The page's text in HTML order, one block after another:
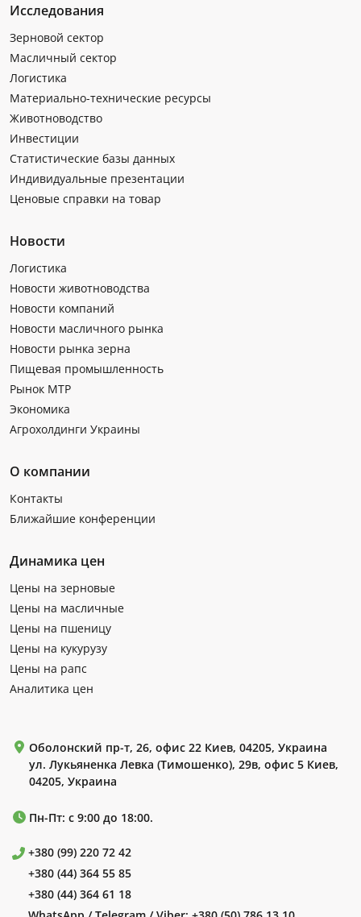
Исследования
Зерновой сектор
Масличный сектор
Логистика
Материально-технические ресурсы
Животноводство
Инвестиции
Статистические базы данных
Индивидуальные презентации
Ценовые справки на товар
Новости
Логистика
Новости животноводства
Новости компаний
Новости масличного рынка
Новости рынка зерна
Пищевая промышленность
Рынок МТР
Экономика
Агрохолдинги Украины
О компании
Контакты
Ближайшие конференции
Динамика цен
Цены на зерновые
Цены на масличные
Цены на пшеницу
Цены на кукурузу
Цены на рапс
Аналитика цен
Оболонский пр-т, 26, офис 22 Киев, 04205, Украина
ул. Лукьяненка Левка (Тимошенко), 29в, офис 5 Киев,
04205, Украина
Пн-Пт: с 9:00 до 18:00.
+380 (99) 220 72 42
+380 (44) 364 55 85
+380 (44) 364 61 18